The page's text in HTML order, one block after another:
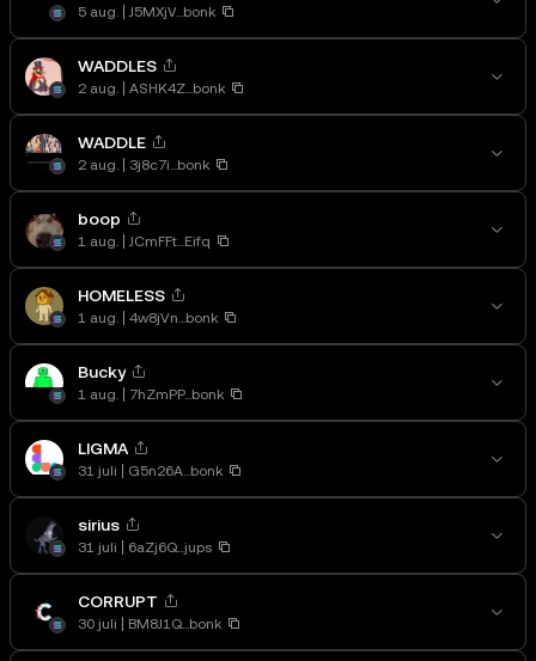
5 aug. J5MXjV...bonk
WADDLES
2 aug. ASHK4Z...bonk
WADDLE
2 aug. 3j8c7i...bonk
boop
1 aug. JCmFFt...Eifq
HOMELESS
1 aug. 4w8jVn...bonk
Bucky
1 aug. 7hZmPP...bonk
LIGMA
31 juli G5n26A...bonk
sirius
31 juli 6aZj6Q...jups
CORRUPT
30 juli BM8J1Q...bonk